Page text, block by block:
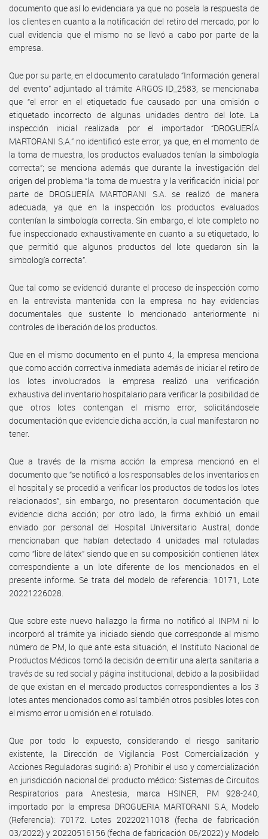
documento que así lo evidenciara ya que no poseía la respuesta de
los clientes en cuanto a la notificación del retiro del mercado, por lo
cual evidencia que el mismo no se llevó a cabo por parte de la
empresa.
Que por su parte, en el documento caratulado “Información general
del evento” adjuntado al trámite ARGOS ID_2583, se mencionaba
que “el error en el etiquetado fue causado por una omisión o
etiquetado incorrecto de algunas unidades dentro del lote. La
inspección inicial realizada por el importador “DROGUERÍA
MARTORANI S.A.” no identificó este error, ya que, en el momento de
la toma de muestra, los productos evaluados tenían la simbología
correcta”; se menciona además que durante la investigación del
origen del problema “la toma de muestra y la verificación inicial por
parte de DROGUERÍA MARTORANI S.A. se realizó de manera
adecuada, ya que en la inspección los productos evaluados
contenían la simbología correcta. Sin embargo, el lote completo no
fue inspeccionado exhaustivamente en cuanto a su etiquetado, lo
que permitió que algunos productos del lote quedaron sin la
simbología correcta”.
Que tal como se evidenció durante el proceso de inspección como
en la entrevista mantenida con la empresa no hay evidencias
documentales que sustente lo mencionado anteriormente ni
controles de liberación de los productos.
Que en el mismo documento en el punto 4, la empresa menciona
que como acción correctiva inmediata además de iniciar el retiro de
los lotes involucrados la empresa realizó una verificación
exhaustiva del inventario hospitalario para verificar la posibilidad de
que otros lotes contengan el mismo error, solicitándosele
documentación que evidencie dicha acción, la cual manifestaron no
tener.
Que a través de la misma acción la empresa mencionó en el
documento que “se notificó a los responsables de los inventarios en
el hospital y se procedió a verificar los productos de todos los lotes
relacionados”, sin embargo, no presentaron documentación que
evidencie dicha acción; por otro lado, la firma exhibió un email
enviado por personal del Hospital Universitario Austral, donde
mencionaban que habían detectado 4 unidades mal rotuladas
como “libre de látex” siendo que en su composición contienen látex
correspondiente a un lote diferente de los mencionados en el
presente informe. Se trata del modelo de referencia: 10171, Lote
20221226028.
Que sobre este nuevo hallazgo la firma no notificó al INPM ni lo
incorporó al trámite ya iniciado siendo que corresponde al mismo
número de PM, lo que ante esta situación, el Instituto Nacional de
Productos Médicos tomó la decisión de emitir una alerta sanitaria a
través de su red social y página institucional, debido a la posibilidad
de que existan en el mercado productos correspondientes a los 3
lotes antes mencionados como así también otros posibles lotes con
el mismo error u omisión en el rotulado.
Que por todo lo expuesto, considerando el riesgo sanitario
existente, la Dirección de Vigilancia Post Comercialización y
Acciones Reguladoras sugirió: a) Prohibir el uso y comercialización
en jurisdicción nacional del producto médico: Sistemas de Circuitos
Respiratorios para Anestesia, marca HSINER, PM 928-240,
importado por la empresa DROGUERIA MARTORANI S.A, Modelo
(Referencia): 70172. Lotes 20220211018 (fecha de fabricación
03/2022) y 20220516156 (fecha de fabricación 06/2022) y Modelo